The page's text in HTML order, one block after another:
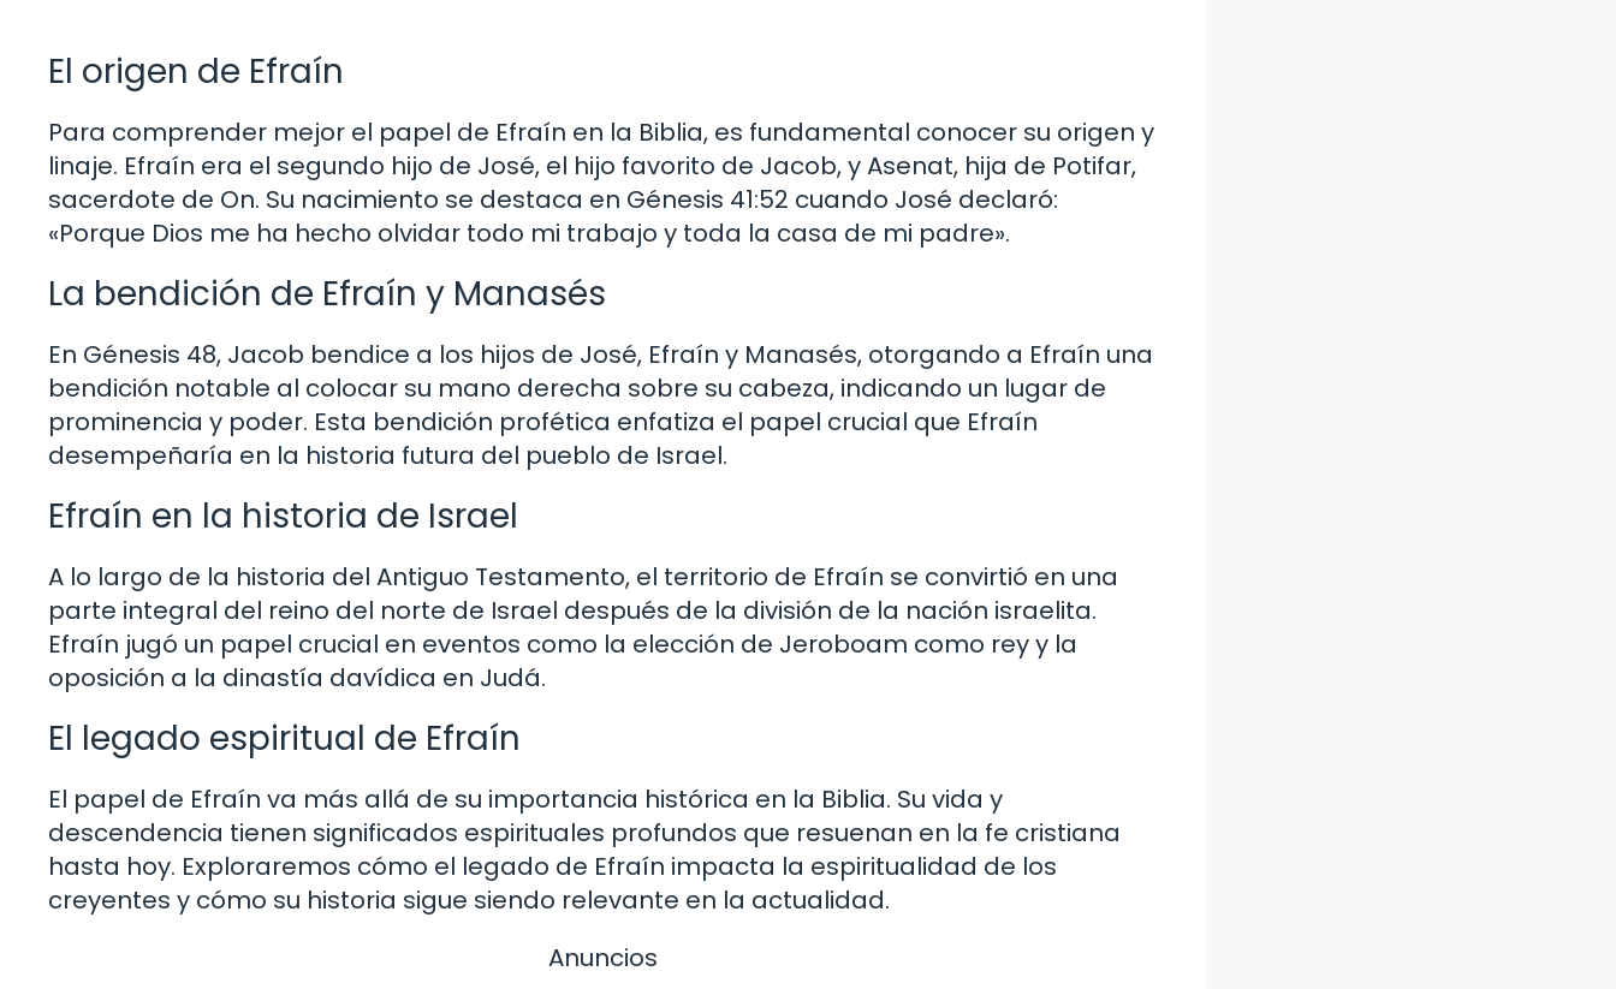
El origen de Efraín
Para comprender mejor el papel de Efraín en la Biblia, es fundamental conocer su origen y
linaje. Efraín era el segundo hijo de José, el hijo favorito de Jacob, y Asenat, hija de Potifar,
sacerdote de On. Su nacimiento se destaca en Génesis 41:52 cuando José declaró:
«Porque Dios me ha hecho olvidar todo mi trabajo y toda la casa de mi padre».
La bendición de Efraín y Manasés
En Génesis 48, Jacob bendice a los hijos de José, Efraín y Manasés, otorgando a Efraín una
bendición notable al colocar su mano derecha sobre su cabeza, indicando un lugar de
prominencia y poder. Esta bendición profética enfatiza el papel crucial que Efraín
desempeñaría en la historia futura del pueblo de Israel.
Efraín en la historia de Israel
A lo largo de la historia del Antiguo Testamento, el territorio de Efraín se convirtió en una
parte integral del reino del norte de Israel después de la división de la nación israelita.
Efraín jugó un papel crucial en eventos como la elección de Jeroboam como rey y la
oposición a la dinastía davídica en Judá.
El legado espiritual de Efraín
El papel de Efraín va más allá de su importancia histórica en la Biblia. Su vida y
descendencia tienen significados espirituales profundos que resuenan en la fe cristiana
hasta hoy. Exploraremos cómo el legado de Efraín impacta la espiritualidad de los
creyentes y cómo su historia sigue siendo relevante en la actualidad.
Anuncios